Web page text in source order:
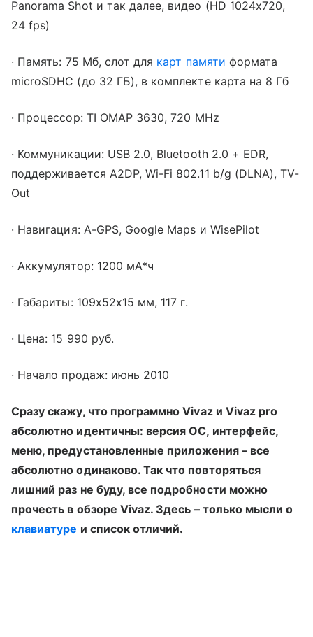
Panorama Shot и так далее, видео (HD 1024x720,
24 fps)
· Память: 75 Мб, слот для карт памяти формата
microSDHC (до 32 ГБ), в комплекте карта на 8 Гб
· Процессор: TI OMAP 3630, 720 MHz
· Коммуникации: USB 2.0, Bluetooth 2.0 + EDR,
поддерживается A2DP, Wi-Fi 802.11 b/g (DLNA), TV-
Out
· Навигация: А-GPS, Google Maps и WisePilot
· Аккумулятор: 1200 мА*ч
· Габариты: 109х52х15 мм, 117 г.
· Цена: 15 990 руб.
· Начало продаж: июнь 2010
Сразу скажу, что программноVivazи Vivaz pro
абсолютно идентичны: версия ОС, интерфейс,
меню, предустановленные приложения – все
абсолютно одинаково. Так что повторяться
лишний раз не буду, все подробности можно
прочесть в обзоре Vivaz. Здесь – только мысли о
клавиатуре и список отличий.